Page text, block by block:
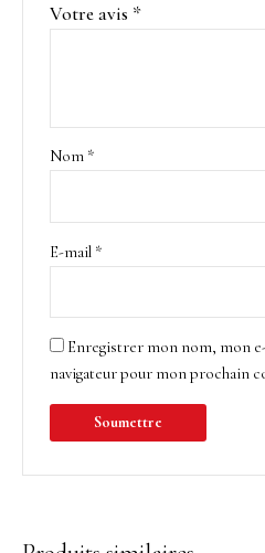
Votre avis *
Nom *
E-mail *
Enregistrer mon nom, mon
navigateur pour mon prochain